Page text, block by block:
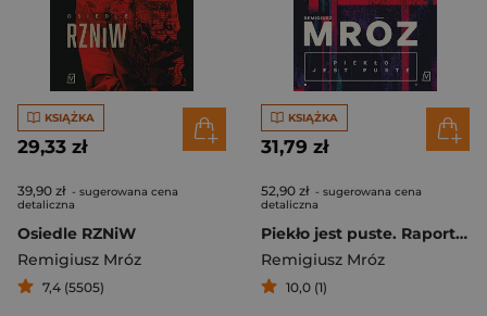
KSIĄŻKA
29,33 zł
39,90 zł - sugerowana cena
detaliczna
Osiedle RZNiW
Remigiusz Mróz
7,4 (5505)
KSIĄŻKA
31,79 zł
52,90 zł - sugerowana cena
detaliczna
Piekło jest puste. Raport. Tom 1
Remigiusz Mróz
10,0 (1)